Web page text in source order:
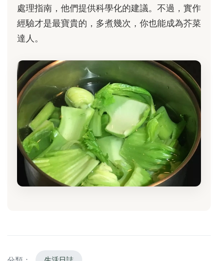
處理指南，他們提供科學化的建議。不過，實作
經驗才是最寶貴的，多煮幾次，你也能成為芥菜
達人。